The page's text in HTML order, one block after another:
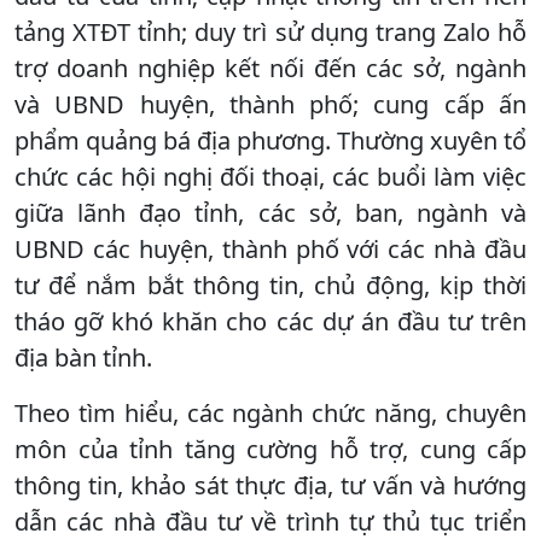
tảng XTĐT tỉnh; duy trì sử dụng trang Zalo hỗ
trợ doanh nghiệp kết nối đến các sở, ngành
và UBND huyện, thành phố; cung cấp ấn
phẩm quảng bá địa phương. Thường xuyên tổ
chức các hội nghị đối thoại, các buổi làm việc
giữa lãnh đạo tỉnh, các sở, ban, ngành và
UBND các huyện, thành phố với các nhà đầu
tư để nắm bắt thông tin, chủ động, kịp thời
tháo gỡ khó khăn cho các dự án đầu tư trên
địa bàn tỉnh.
Theo tìm hiểu, các ngành chức năng, chuyên
môn của tỉnh tăng cường hỗ trợ, cung cấp
thông tin, khảo sát thực địa, tư vấn và hướng
dẫn các nhà đầu tư về trình tự thủ tục triển